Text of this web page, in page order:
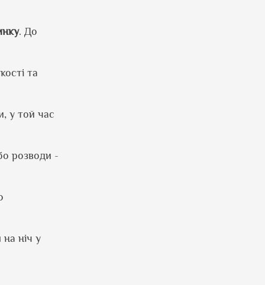
. До
та
у той час
розводи -
ніч у